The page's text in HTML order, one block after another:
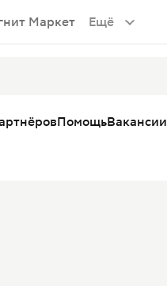
Маркет Ещё
ПомощьВакансии